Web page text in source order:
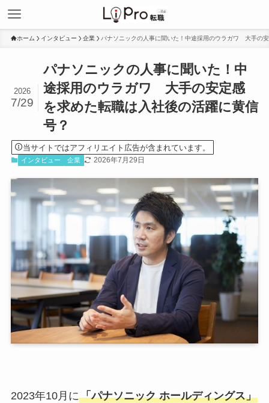
ホーム インタビュー 企業 パナソニックの人事に聞いた！中途採用のウラガワ 大手の
パナソニックの人事に聞いた！中
途採用のウラガワ 大手の安定感
を求めた転職は入社後の活躍に黄信
号？
2026
7/29
当サイトではアフィリエイト広告が含まれています。
インタビュー 企業 2026年7月29日
2023年10月に「パナソニック ホールディングス」